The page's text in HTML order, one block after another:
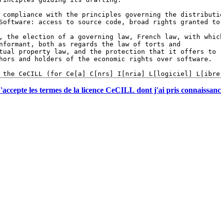
les termes de la licence CeCILL dont j'ai pris